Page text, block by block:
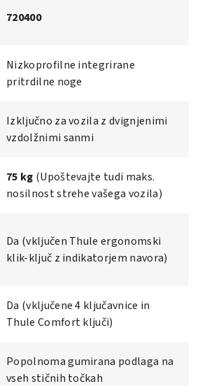
720400
Nizkoprofilne integrirane
pritrdilne noge
Izključno za vozila z dvignjenimi
vzdolžnimi sanmi
75 kg (Upoštevajte tudi maks.
nosilnost strehe vašega vozila)
Da (vključen Thule ergonomski
klik-ključ z indikatorjem navora)
Da (vključene 4 ključavnice in
Thule Comfort ključi)
Popolnoma gumirana podlaga na
vseh stičnih točkah